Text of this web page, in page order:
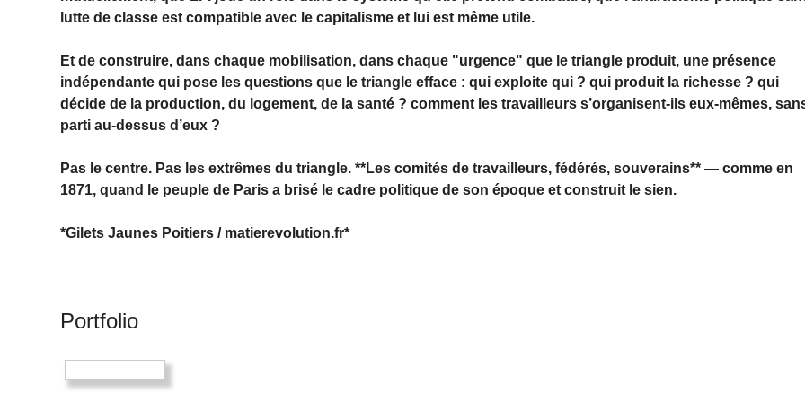
lutte de classe est compatible avec le capitalisme et lui est même utile.
Et de construire, dans chaque mobilisation, dans chaque "urgence" que le triangle produit, une présence
indépendante qui pose les questions que le triangle efface : qui exploite qui ? qui produit la richesse ? qui
décide de la production, du logement, de la santé ? comment les travailleurs s’organisent-ils eux-mêmes,
parti au-dessus d’eux ?
Pas le centre. Pas les extrêmes du triangle. **Les comités de travailleurs, fédérés, souverains** — comme en
1871, quand le peuple de Paris a brisé le cadre politique de son époque et construit le sien.
*Gilets Jaunes Poitiers / matierevolution.fr*
Portfolio